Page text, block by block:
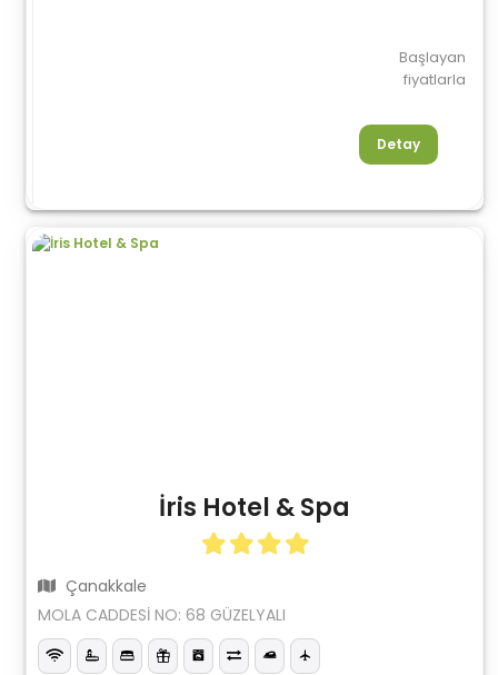
Başlayan
fiyatlarla
Detay
İris Hotel & Spa
Çanakkale
MOLA CADDESİ NO: 68 GÜZELYALI